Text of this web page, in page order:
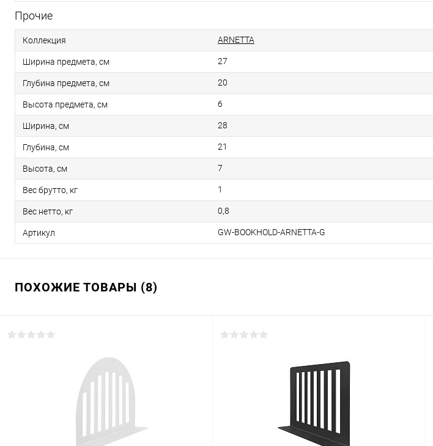
Прочие
Коллекция ARNETTA
Ширина предмета, см 27
Глубина предмета, см 20
Высота предмета, см 6
Ширина, см 28
Глубина, см 21
Высота, см 7
Вес брутто, кг 1
Вес нетто, кг 0,8
Артикул GW-BOOKHOLD-ARNETTA-G
ПОХОЖИЕ ТОВАРЫ (8)